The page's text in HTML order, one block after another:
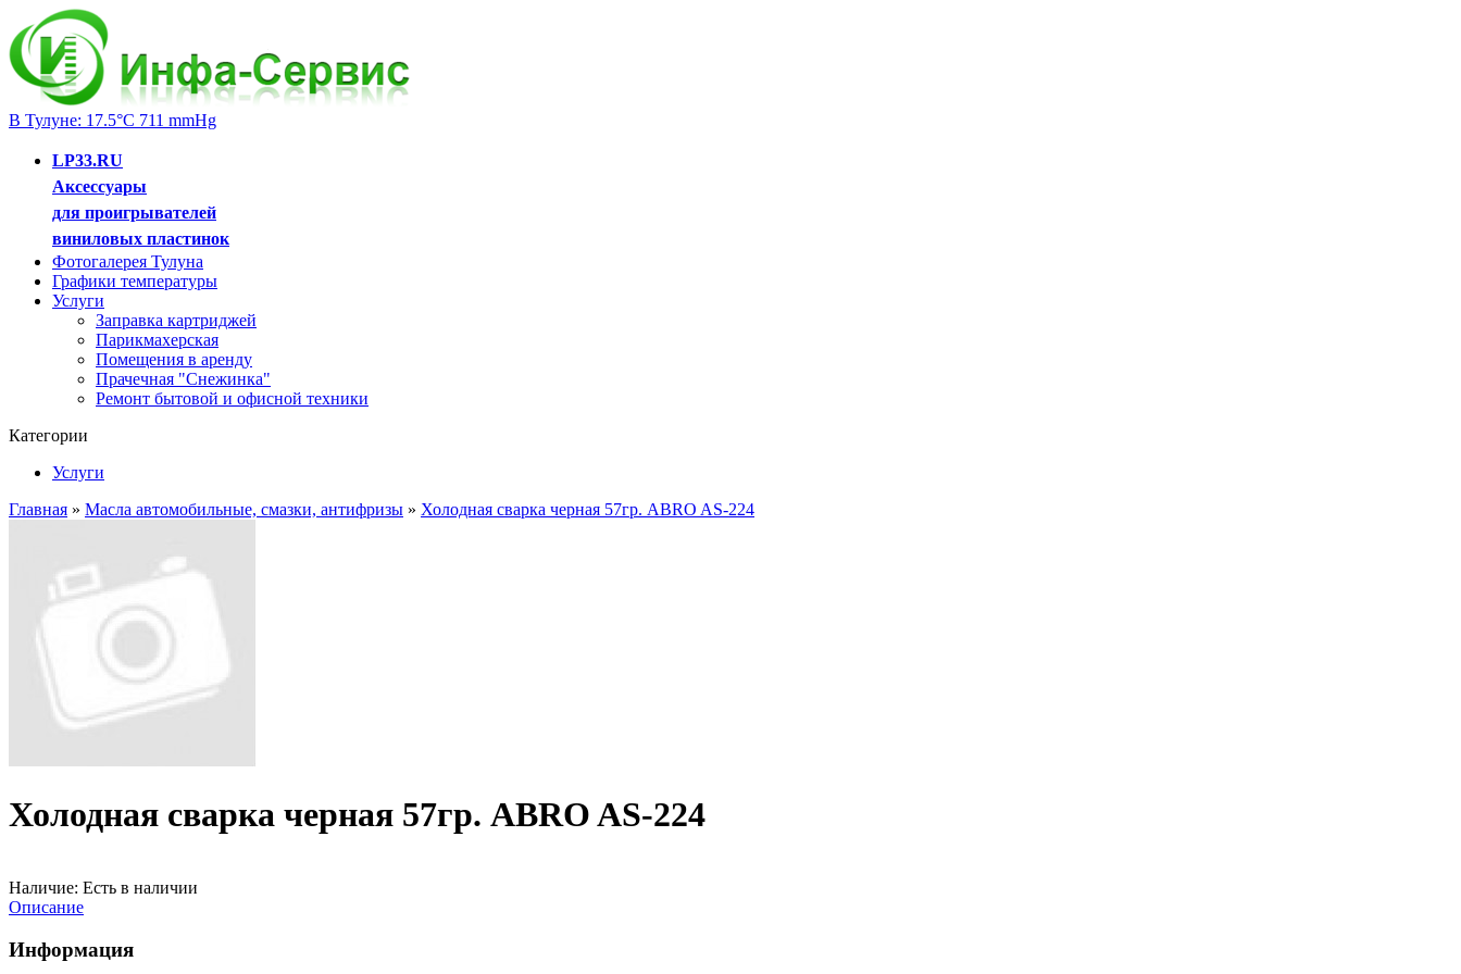
В Тулуне: 17.5°C 711 mmHg
LP33.RU
Аксессуары
для проигрывателей
виниловых пластинок
Фотогалерея Тулуна
Графики температуры
Услуги
Заправка картриджей
Парикмахерская
Помещения в аренду
Прачечная "Снежинка"
Ремонт бытовой и офисной техники
Категории
Услуги
Главная » Масла автомобильные, смазки, антифризы » Холодная сварка черная 57гр. ABRO AS-224
Холодная сварка черная 57гр. ABRO AS-224
Наличие: Есть в наличии
Описание
Информация